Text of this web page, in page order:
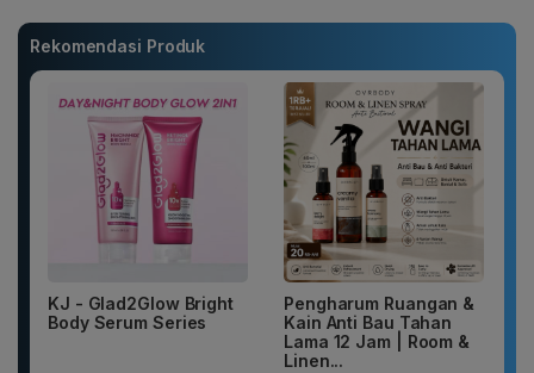
Rekomendasi Produk
KJ - Glad2Glow Bright
Body Serum Series
Pengharum Ruangan &
Kain Anti Bau Tahan
Lama 12 Jam | Room &
Linen...